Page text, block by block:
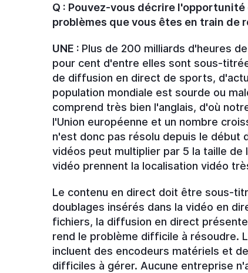
Q : Pouvez-vous décrire
problèmes que vous êtes en train de
UNE : Plus de 200 milliards d'heures
pour cent d'entre elles sont sous-
de diffusion en direct de sports,
population mondiale est sourde ou
comprend très bien l'anglais, d'où
l'Union européenne et un nombre
n'est donc pas résolu depuis le début
vidéos peut multiplier par 5 la taille
vidéo prennent la localisation vidéo
Le contenu en direct doit être sous-
doublages insérés dans la vidéo en
fichiers, la diffusion en direct
rend le problème difficile à résoudre.
incluent des encodeurs matériels et
difficiles à gérer. Aucune entreprise